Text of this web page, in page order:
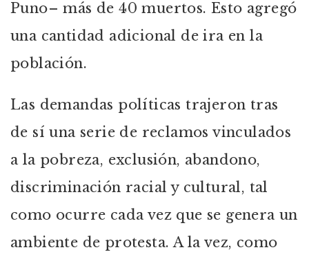
Puno– más de 40 muertos. Esto agregó
una cantidad adicional de ira en la
población.
Las demandas políticas trajeron tras
de sí una serie de reclamos vinculados
a la pobreza, exclusión, abandono,
discriminación racial y cultural, tal
como ocurre cada vez que se genera un
ambiente de protesta. A la vez, como